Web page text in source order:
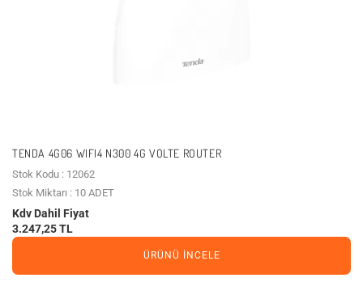
TENDA 4G06 WIFI4 N300 4G VOLTE ROUTER
Stok Kodu : 12062
Stok Miktarı : 10 ADET
Kdv Dahil Fiyat
3.247,25 TL
ÜRÜNÜ İNCELE